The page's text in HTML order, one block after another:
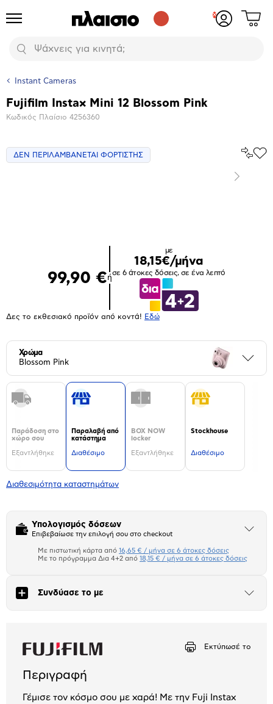
Προϊόντα
Αναζήτηση
Δες
Instant Cameras
Βασικά
Fujifilm Instax Mini 12 Blossom Pink
Κωδικός Πλαίσιο 4256360
ΔΕΝ ΠΕΡΙΛΑΜΒΑΝΕΤΑΙ ΦΟΡΤΙΣΤΗΣ
Επόμενο
99,90 €ή
με
18,15€/μήνα
σε 6 άτοκες δόσεις, σε ένα λεπτό
Δες το εκθεσιακό προϊόν από κοντά! Eδώ
Χρώμα
Blossom Pink
Παράδοση στο
χώρο σου
Εξαντλήθηκε
Παραλαβή από
κατάστημα
Διαθέσιμο
BOX NOW
locker
Εξαντλήθηκε
Stockhouse
Διαθέσιμο
Διαθεσιμότητα καταστημάτων
Υπολογισμός δόσεων
Επιβεβαίωσε την επιλογή σου στο checkout
Άνοιξε
Πιστωτική κάρτα
Με πιστωτική κάρτα από 16,65 € / μήνα σε 6 άτοκες δόσεις
Με το πρόγραμμα Δια 4+2 από 18,15 € / μήνα σε 6 άτοκες δόσεις
Συνδύασε το με
Άνοιξε
Εκτύπωσέ το
Περιγραφή
Γέμισε τον κόσμο σου με χαρά! Με την Fuji Instax